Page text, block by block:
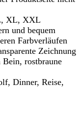
XL, XXL
und bequem
Farbverläufen
Zeichnung
rostbraune
Dinner, Reise,